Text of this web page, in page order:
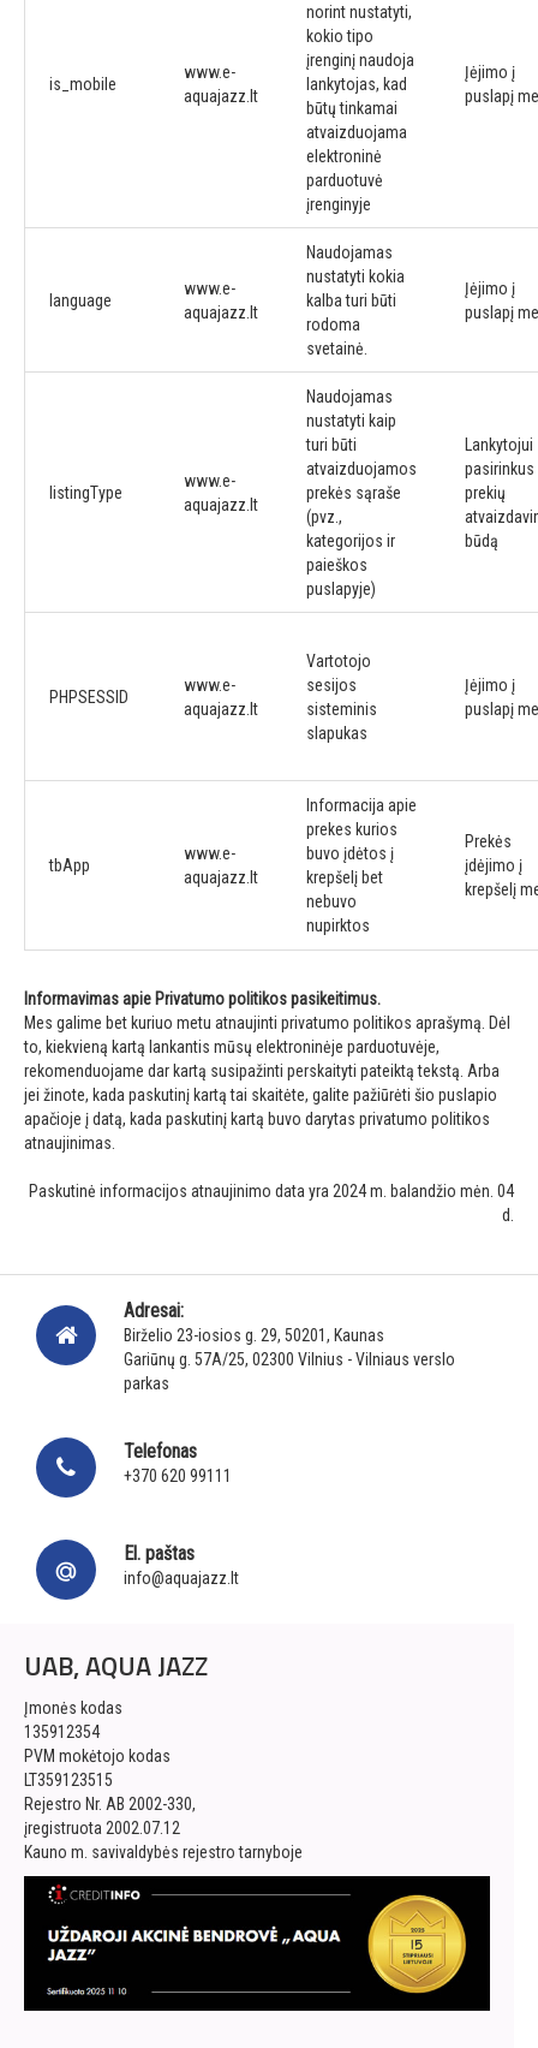
is_mobile
www.e-
aquajazz.lt
norint nustatyti,
kokio tipo
įrenginį naudoja
lankytojas, kad
būtų tinkamai
atvaizduojama
elektroninė
parduotuvė
įrenginyje
Įėjimo į
puslapį
language
www.e-
aquajazz.lt
Naudojamas
nustatyti kokia
kalba turi būti
rodoma
svetainė.
Įėjimo į
puslapį
listingType
www.e-
aquajazz.lt
Naudojamas
nustatyti kaip
turi būti
atvaizduojamos
prekės sąraše
(pvz.,
kategorijos ir
paieškos
puslapyje)
Lankytojui
pasirinkus
prekių
būdą
PHPSESSID
www.e-
aquajazz.lt
Vartotojo
sesijos
sisteminis
slapukas
Įėjimo į
puslapį
tbApp
www.e-
aquajazz.lt
Informacija apie
prekes kurios
buvo įdėtos į
krepšelį bet
nebuvo
nupirktos
Prekės
įdėjimo į
krepšelį
Informavimas apie Privatumo politikos pasikeitimus.
Mes galime bet kuriuo metu atnaujinti privatumo politikos aprašymą. Dėl
to, kiekvieną kartą lankantis mūsų elektroninėje parduotuvėje,
rekomenduojame dar kartą susipažinti perskaityti pateiktą tekstą. Arba
jei žinote, kada paskutinį kartą tai skaitėte, galite pažiūrėti šio puslapio
apačioje į datą, kada paskutinį kartą buvo darytas privatumo politikos
atnaujinimas.
Paskutinė informacijos atnaujinimo data yra 2024 m. balandžio mėn. 04
d.
Adresai:
Birželio 23-iosios g. 29, 50201, Kaunas
Gariūnų g. 57A/25, 02300 Vilnius - Vilniaus verslo
parkas
Telefonas
+370 620 99111
El. paštas
info@aquajazz.lt
UAB, AQUA JAZZ
Įmonės kodas
135912354
PVM mokėtojo kodas
LT359123515
Rejestro Nr. AB 2002-330,
įregistruota 2002.07.12
Kauno m. savivaldybės rejestro tarnyboje